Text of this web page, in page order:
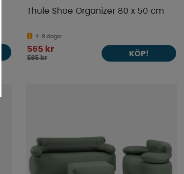
Thule Shoe Organizer 80 x 50 cm
4-9 dagar
565 kr
595 kr
KÖP!